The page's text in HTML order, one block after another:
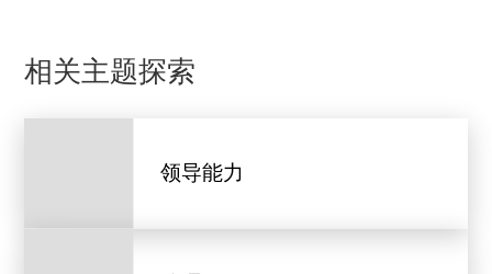
相关主题探索
领导能力